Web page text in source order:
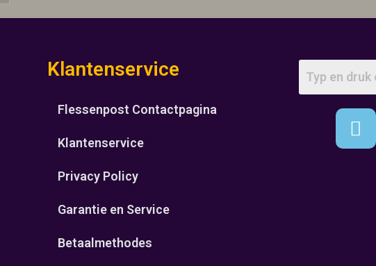
Klantenservice
Flessenpost Contactpagina
Klantenservice
Privacy Policy
Garantie en Service
Betaalmethodes